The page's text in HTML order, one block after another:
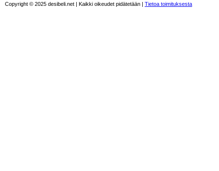
Copyright © 2025 desibeli.net | Kaikki oikeudet pidätetään | Tietoa toimituksesta